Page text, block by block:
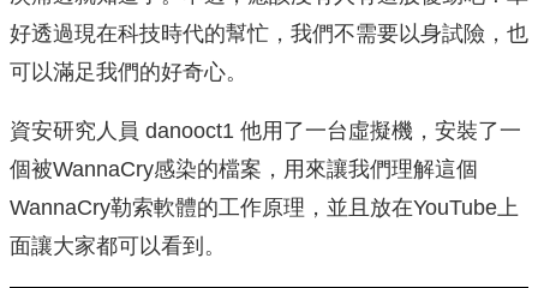
好透過現在科技時代的幫忙，我們不需要以身試險，也
可以滿足我們的好奇心。
資安研究人員 danooct1 他用了一台虛擬機，安裝了一
個被WannaCry感染的檔案，用來讓我們理解這個
WannaCry勒索軟體的工作原理，並且放在YouTube上
面讓大家都可以看到。